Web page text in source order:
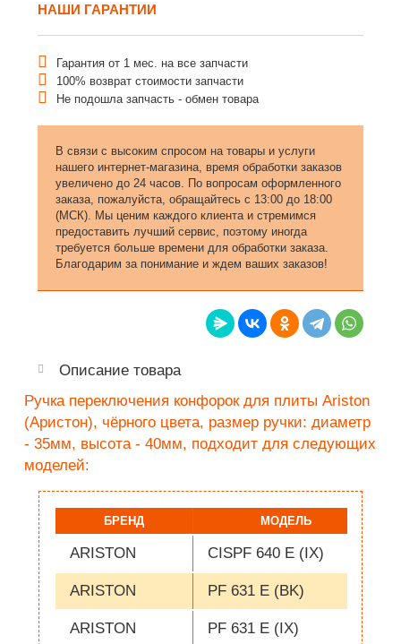
НАШИ ГАРАНТИИ
Гарантия от 1 мес. на все запчасти
100% возврат стоимости запчасти
Не подошла запчасть - обмен товара
В связи с высоким спросом на товары и услуги
нашего интернет-магазина, время обработки заказов
увеличено до 24 часов. По вопросам оформленного
заказа, пожалуйста, обращайтесь с 13:00 до 18:00
(МСК). Мы ценим каждого клиента и стремимся
предоставить лучший сервис, поэтому иногда
требуется больше времени для обработки заказа.
Благодарим за понимание и ждем ваших заказов!
Описание товара
Ручка переключения конфорок для плиты Ariston
(Аристон), чёрного цвета, размер ручки: диаметр
- 35мм, высота - 40мм, подходит для следующих
моделей:
БРЕНД МОДЕЛЬ
ARISTON CISPF 640 E (IX)
ARISTON PF 631 E (BK)
ARISTON PF 631 E (IX)